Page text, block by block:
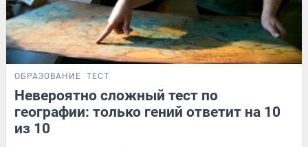
ОБРАЗОВАНИЕ ТЕСТ
Невероятно сложный тест по
географии: только гений ответит на 10
из 10